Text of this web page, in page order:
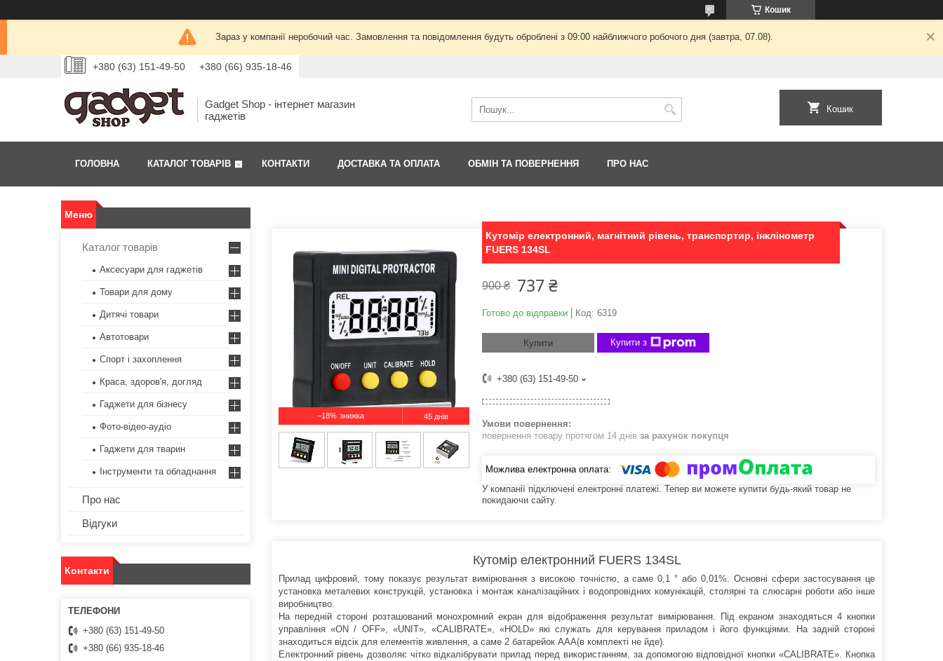
Кошик
Зараз у компанії неробочий час. Замовлення та повідомлення будуть оброблені з 09:00 найближчого робочого дня (завтра, 07.08).
+380 (63) 151-49-50 +380 (66) 935-18-46
Gadget Shop - інтернет магазин
гаджетів
Кошик
ГОЛОВНА КАТАЛОГ ТОВАРІВ КОНТАКТИ ДОСТАВКА ТА ОПЛАТА ОБМІН ТА ПОВЕРНЕННЯ ПРО НАС
–18% 45 днів
Кутомір електронний, магнітний рівень, транспортир, інклінометр
FUERS 134SL
900 ₴ 737 ₴
Готово до відправки Код: 6319
Купити Купити з
+380 (63) 151-49-50
повернення товару протягом 14 днів за рахунок покупця
У компанії підключені електронні платежі. Тепер ви можете купити будь-який товар не
покидаючи сайту.
Кутомір електронний FUERS 134SL
Прилад цифровий, тому показує результат вимірювання з високою точністю, а саме 0,1 ° або 0,01%. Основні сфери застосування це
установка металевих конструкцій, установка і монтаж каналізаційних і водопровідних комунікацій, столярні та слюсарні роботи або інше
виробництво.
На передній стороні розташований монохромний екран для відображення результат вимірювання. Під екраном знаходяться 4 кнопки
управління «ON / OFF», «UNIT», «CALIBRATE», «HOLD» які служать для керування приладом і його функціями. На задній стороні
знаходиться відсік для елементів живлення, а саме 2 батарейок ААА(в комплекті не йде).
Електронний рівень дозволяє чітко відкалібрувати прилад перед використанням, за допомогою відповідної кнопки «CALIBRATE». Кнопка
Каталог товарів
Аксесуари для гаджетів
Товари для дому
Дитячі товари
Автотовари
Спорт і захоплення
Краса, здоров'я, догляд
Гаджети для бізнесу
Фото-відео-аудіо
Гаджети для тварин
Інструменти та обладнання
Про нас
Відгуки
Контакти
+380 (63) 151-49-50
+380 (66) 935-18-46